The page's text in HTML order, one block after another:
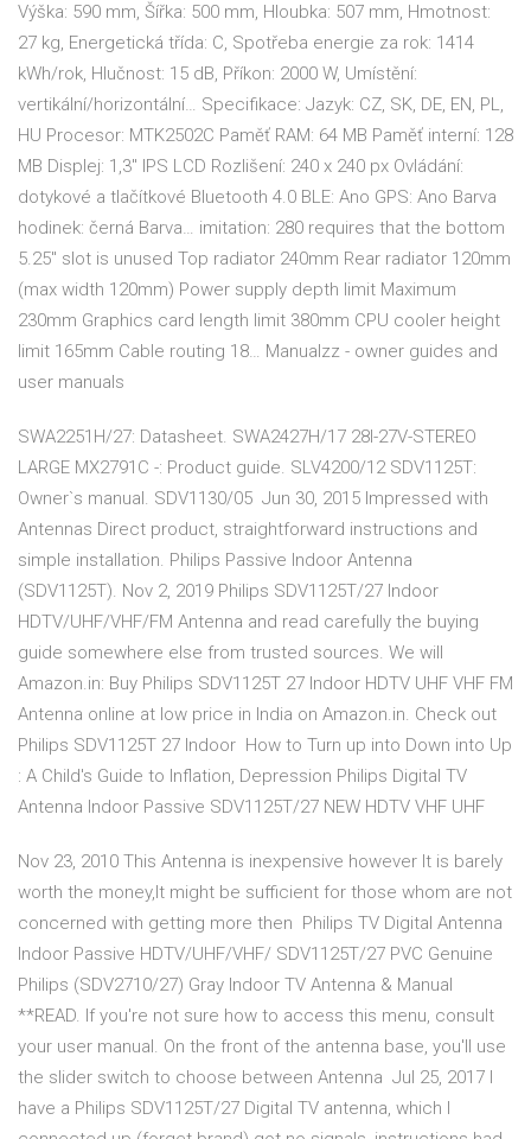
Výška: 590 mm, Šířka: 500 mm, Hloubka: 507 mm, Hmotnost:
27 kg, Energetická třída: C, Spotřeba energie za rok: 1414
kWh/rok, Hlučnost: 15 dB, Příkon: 2000 W, Umístění:
vertikální/horizontální… Specifikace: Jazyk: CZ, SK, DE, EN, PL,
HU Procesor: MTK2502C Paměť RAM: 64 MB Paměť interní: 128
MB Displej: 1,3" IPS LCD Rozlišení: 240 x 240 px Ovládání:
dotykové a tlačítkové Bluetooth 4.0 BLE: Ano GPS: Ano Barva
hodinek: černá Barva… imitation: 280 requires that the bottom
5.25" slot is unused Top radiator 240mm Rear radiator 120mm
(max width 120mm) Power supply depth limit Maximum
230mm Graphics card length limit 380mm CPU cooler height
limit 165mm Cable routing 18… Manualzz - owner guides and
user manuals
SWA2251H/27: Datasheet. SWA2427H/17 28I-27V-STEREO
LARGE MX2791C -: Product guide. SLV4200/12 SDV1125T:
Owner`s manual. SDV1130/05 Jun 30, 2015 Impressed with
Antennas Direct product, straightforward instructions and
simple installation. Philips Passive Indoor Antenna
(SDV1125T). Nov 2, 2019 Philips SDV1125T/27 Indoor
HDTV/UHF/VHF/FM Antenna and read carefully the buying
guide somewhere else from trusted sources. We will
Amazon.in: Buy Philips SDV1125T 27 Indoor HDTV UHF VHF FM
Antenna online at low price in India on Amazon.in. Check out
Philips SDV1125T 27 Indoor How to Turn up into Down into Up
: A Child's Guide to Inflation, Depression Philips Digital TV
Antenna Indoor Passive SDV1125T/27 NEW HDTV VHF UHF
Nov 23, 2010 This Antenna is inexpensive however It is barely
worth the money,It might be sufficient for those whom are not
concerned with getting more then Philips TV Digital Antenna
Indoor Passive HDTV/UHF/VHF/ SDV1125T/27 PVC Genuine
Philips (SDV2710/27) Gray Indoor TV Antenna & Manual
**READ. If you're not sure how to access this menu, consult
your user manual. On the front of the antenna base, you'll use
the slider switch to choose between Antenna Jul 25, 2017 I
have a Philips SDV1125T/27 Digital TV antenna, which I